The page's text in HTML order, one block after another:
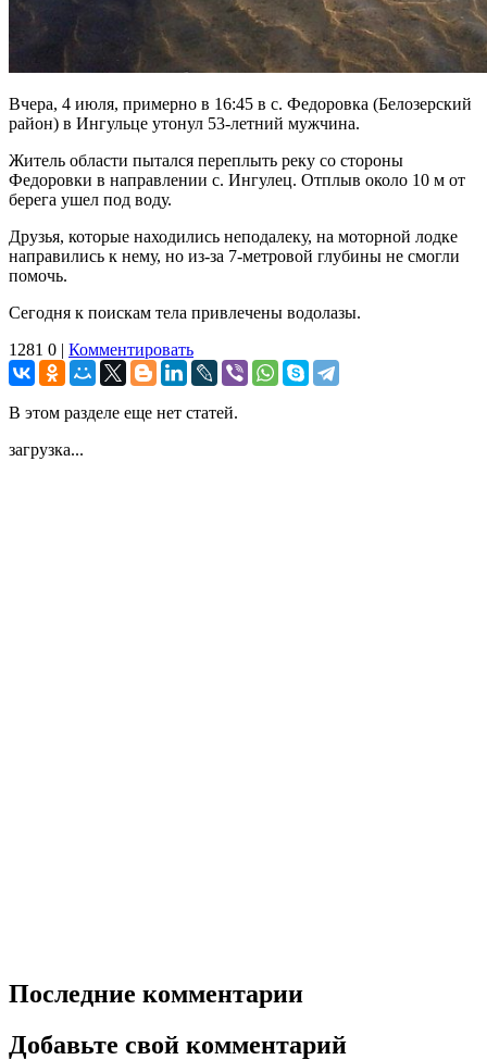
Вчера, 4 июля, примерно в 16:45 в с. Федоровка (Белозерский
район) в Ингульце утонул 53-летний мужчина.
Житель области пытался переплыть реку со стороны
Федоровки в направлении с. Ингулец. Отплыв около 10 м от
берега ушел под воду.
Друзья, которые находились неподалеку, на моторной лодке
направились к нему, но из-за 7-метровой глубины не смогли
помочь.
Сегодня к поискам тела привлечены водолазы.
1281 0 | Комментировать
В этом разделе еще нет статей.
загрузка...
Последние комментарии
Добавьте свой комментарий